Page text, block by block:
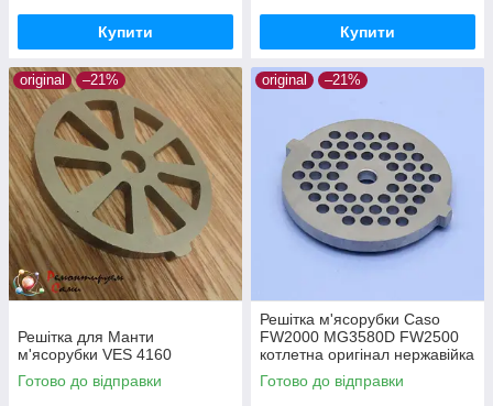
Купити Купити
original –21%
Решітка для Манти
м'ясорубки VES 4160
Готово до відправки
original –21%
Решітка м'ясорубки Caso
FW2000 MG3580D FW2500
котлетна оригінал нержавійка
Готово до відправки